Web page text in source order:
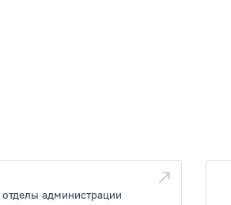
администрации